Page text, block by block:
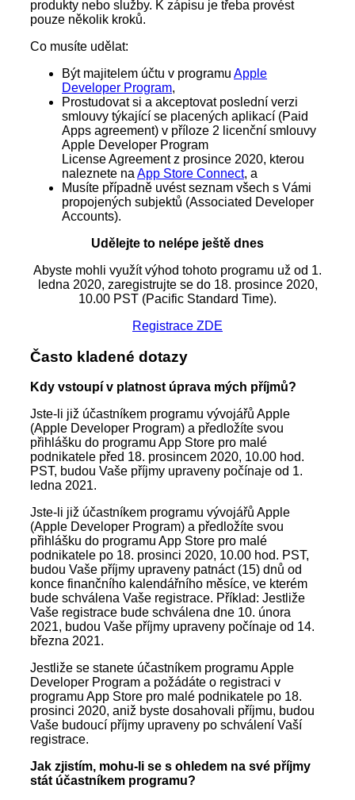
produkty nebo služby. K zápisu je třeba provést
pouze několik kroků.
Co musíte udělat:
Být majitelem účtu v programu Apple
Developer Program,
Prostudovat si a akceptovat poslední verzi
smlouvy týkající se placených aplikací (Paid
Apps agreement) v příloze 2 licenční smlouvy
Apple Developer Program
License Agreement z prosince 2020, kterou
naleznete na App Store Connect, a
Musíte případně uvést seznam všech s Vámi
propojených subjektů (Associated Developer
Accounts).
Udělejte to nelépe ještě dnes
Abyste mohli využít výhod tohoto programu už od 1.
ledna 2020, zaregistrujte se do 18. prosince 2020,
10.00 PST (Pacific Standard Time).
Registrace ZDE
Často kladené dotazy
Kdy vstoupí v platnost úprava mých příjmů?
Jste-li již účastníkem programu vývojářů Apple
(Apple Developer Program) a předložíte svou
přihlášku do programu App Store pro malé
podnikatele před 18. prosincem 2020, 10.00 hod.
PST, budou Vaše příjmy upraveny počínaje od 1.
ledna 2021.
Jste-li již účastníkem programu vývojářů Apple
(Apple Developer Program) a předložíte svou
přihlášku do programu App Store pro malé
podnikatele po 18. prosinci 2020, 10.00 hod. PST,
budou Vaše příjmy upraveny patnáct (15) dnů od
konce finančního kalendářního měsíce, ve kterém
bude schválena Vaše registrace. Příklad: Jestliže
Vaše registrace bude schválena dne 10. února
2021, budou Vaše příjmy upraveny počínaje od 14.
března 2021.
Jestliže se stanete účastníkem programu Apple
Developer Program a požádáte o registraci v
programu App Store pro malé podnikatele po 18.
prosinci 2020, aniž byste dosahovali příjmu, budou
Vaše budoucí příjmy upraveny po schválení Vaší
registrace.
Jak zjistím, mohu-li se s ohledem na své příjmy
stát účastníkem programu?